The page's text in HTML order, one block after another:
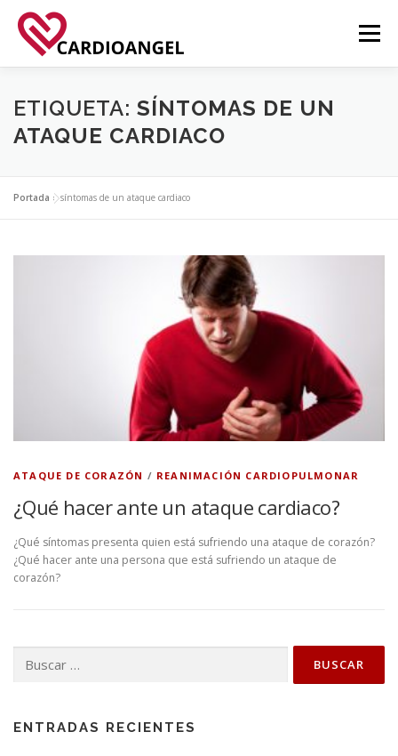
contenido
Menú
FUNCIONALIDADES ACERCA DE APPS
ETIQUETA: SÍNTOMAS DE UN
ATAQUE CARDIACO
Portada »síntomas de un ataque cardiaco
ATAQUE DE CORAZÓN / REANIMACIÓN CARDIOPULMONAR
¿Qué hacer ante un ataque cardiaco?
¿Qué síntomas presenta quien está sufriendo una ataque de corazón?
¿Qué hacer ante una persona que está sufriendo un ataque de
corazón?
ENTRADAS RECIENTES